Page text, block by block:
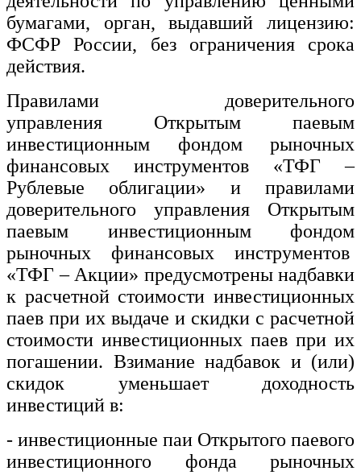
бумагами, орган, выдавший лицензию:
ФСФР России, без ограничения срока
действия.
Правилами доверительного
управления Открытым паевым
инвестиционным фондом рыночных
финансовых инструментов «ТФГ –
Рублевые облигации» и правилами
доверительного управления Открытым
паевым инвестиционным фондом
рыночных финансовых инструментов
«ТФГ – Акции» предусмотрены надбавки
к расчетной стоимости инвестиционных
паев при их выдаче и скидки с расчетной
стоимости инвестиционных паев при их
погашении. Взимание надбавок и (или)
скидок уменьшает доходность
инвестиций в:
- инвестиционные паи Открытого паевого
инвестиционного фонда рыночных